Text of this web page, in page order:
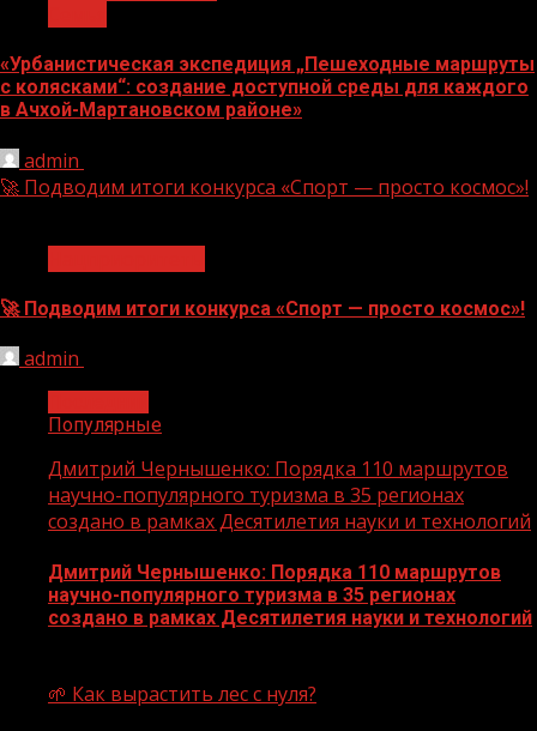
«Урбанистическая экспедиция „Пешеходные маршруты
с колясками“: создание доступной среды для каждого
в Ачхой-Мартановском районе»
admin
🚀 Подводим итоги конкурса «Спорт — просто космос»!
🚀 Подводим итоги конкурса «Спорт — просто космос»!
admin
Популярные
Дмитрий Чернышенко: Порядка 110 маршрутов
научно-популярного туризма в 35 регионах
создано в рамках Десятилетия науки и технологий
Дмитрий Чернышенко: Порядка 110 маршрутов
научно-популярного туризма в 35 регионах
создано в рамках Десятилетия науки и технологий
🌱 Как вырастить лес с нуля?